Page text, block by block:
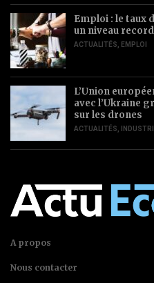
Emploi : le taux
un niveau
ACTUALITÉS EMPLOI
L’Union
avec l’Ukraine
sur les drones
ACTUALITÉS
A propos
Nous contacter